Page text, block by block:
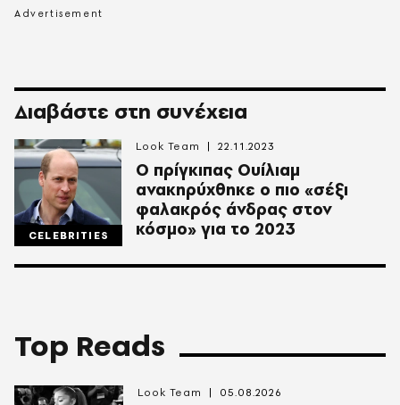
Διαβάστε στη συνέχεια
CELEBRITIES
Ο πρίγκιπας Ουίλιαμ
ανακηρύχθηκε ο πιο «σέξι
φαλακρός άνδρας στον
κόσμο» για το 2023
Look Team 22.11.2023
Top Reads
Look Team 05.08.2026